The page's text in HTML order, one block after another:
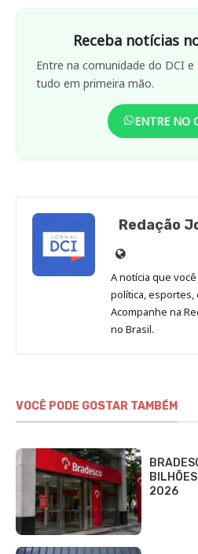
Receba notícias
Entre na comunidade do DCI
tudo em primeira mão.
ENTRE NO
Redação
Site
de
Redação
Jornal
DCI
A notícia que
política, esportes,
Acompanhe na
no Brasil.
VOCÊ PODE GOSTAR TAMBÉM
2026